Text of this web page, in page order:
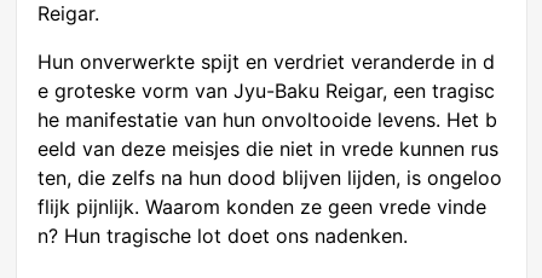
Reigar.
Hun onverwerkte spijt en verdriet veranderde in d
e groteske vorm van Jyu-Baku Reigar, een tragisc
he manifestatie van hun onvoltooide levens. Het b
eeld van deze meisjes die niet in vrede kunnen rus
ten, die zelfs na hun dood blijven lijden, is ongeloo
flijk pijnlijk. Waarom konden ze geen vrede vinde
n? Hun tragische lot doet ons nadenken.